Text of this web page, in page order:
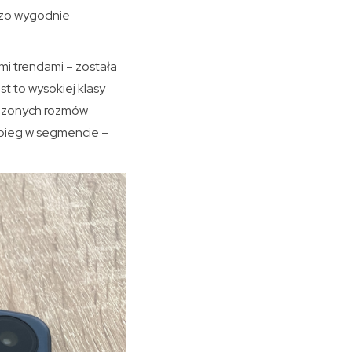
wygodnie
trendami – została
to wysokiej klasy
rozmów
w segmencie –